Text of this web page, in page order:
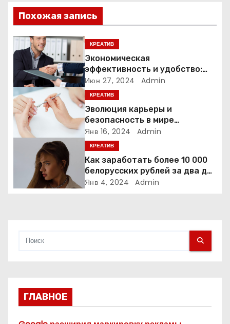
и
я
п
о
з
а
Похожая запись
КРЕАТИВ
Экономическая
эффективность и удобство:
преимущества бухгалтерских
услуг на аутсорсинге
Июн 27, 2024 Admin
КРЕАТИВ
Эволюция карьеры и
безопасность в мире
маникюра – История Анны
Денисовой
Янв 16, 2024 Admin
КРЕАТИВ
Как заработать более 10 000
белорусских рублей за два дня
на красивой профессии.
Янв 4, 2024 Admin
ГЛАВНОЕ